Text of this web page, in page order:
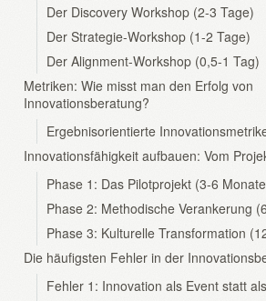
Der Discovery Workshop (2-3 Tage)
Der Strategie-Workshop (1-2 Tage)
Der Alignment-Workshop (0,5-1 Tag)
Metriken: Wie misst man den Erfolg von
Innovationsberatung?
Ergebnisorientierte
Innovationsfähigkeit aufbauen: Vom
Phase 1: Das Pilotprojekt (3-6
Phase 2: Methodische Verankerung
Phase 3: Kulturelle Transformation
Die häufigsten Fehler in der
Fehler 1: Innovation als Event statt